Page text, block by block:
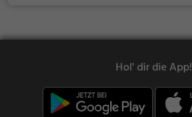
Hol' dir die App!